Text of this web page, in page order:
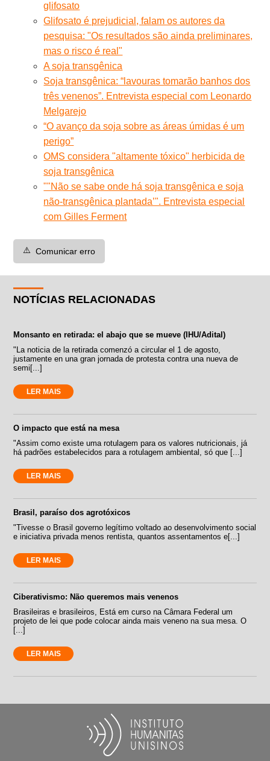
glifosato
Glifosato é prejudicial, falam os autores da
pesquisa: "Os resultados são ainda preliminares,
mas o risco é real"
A soja transgênica
Soja transgênica: “lavouras tomarão banhos dos
três venenos”. Entrevista especial com Leonardo
Melgarejo
“O avanço da soja sobre as áreas úmidas é um
perigo”
OMS considera "altamente tóxico" herbicida de
soja transgênica
""Não se sabe onde há soja transgênica e soja
não-transgênica plantada’". Entrevista especial
com Gilles Ferment
⚠️ Comunicar erro
NOTÍCIAS RELACIONADAS
Monsanto en retirada: el abajo que se mueve (IHU/Adital)
"La noticia de la retirada comenzó a circular el 1 de agosto,
justamente en una gran jornada de protesta contra una nueva de
semi[...]
LER MAIS
O impacto que está na mesa
"Assim como existe uma rotulagem para os valores nutricionais, já
há padrões estabelecidos para a rotulagem ambiental, só que [...]
LER MAIS
Brasil, paraíso dos agrotóxicos
"Tivesse o Brasil governo legítimo voltado ao desenvolvimento social
e iniciativa privada menos rentista, quantos assentamentos e[...]
LER MAIS
Ciberativismo: Não queremos mais venenos
Brasileiras e brasileiros, Está em curso na Câmara Federal um
projeto de lei que pode colocar ainda mais veneno na sua mesa. O
[...]
LER MAIS